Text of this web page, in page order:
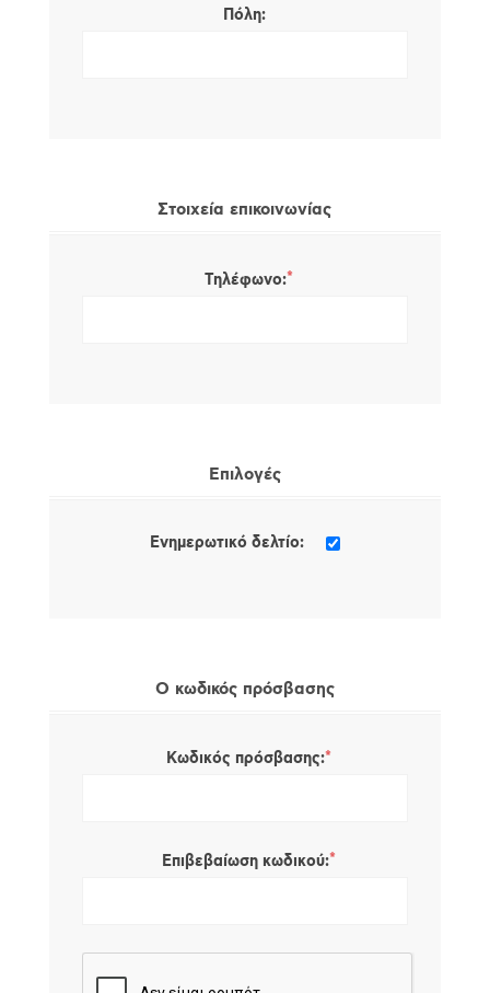
Πόλη:
Στοιχεία επικοινωνίας
Τηλέφωνο:*
Επιλογές
Ενημερωτικό δελτίο:
Ο κωδικός πρόσβασης
Κωδικός πρόσβασης:*
Επιβεβαίωση κωδικού:*